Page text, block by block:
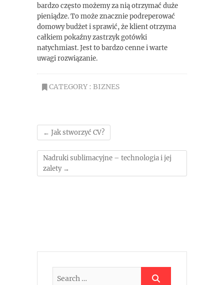
bardzo często możemy za nią otrzymać duże
pieniądze. To może znacznie podreperować
domowy budżet i sprawić, że klient otrzyma
całkiem pokaźny zastrzyk gotówki
natychmiast. Jest to bardzo cenne i warte
uwagi rozwiązanie.
CATEGORY : BIZNES
← Jak stworzyć CV?
Nadruki sublimacyjne – technologia i jej
zalety →